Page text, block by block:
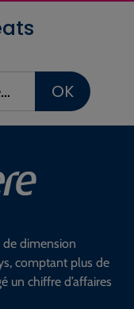
OK
de dimension
comptant plus de
un chiffre d’affaires